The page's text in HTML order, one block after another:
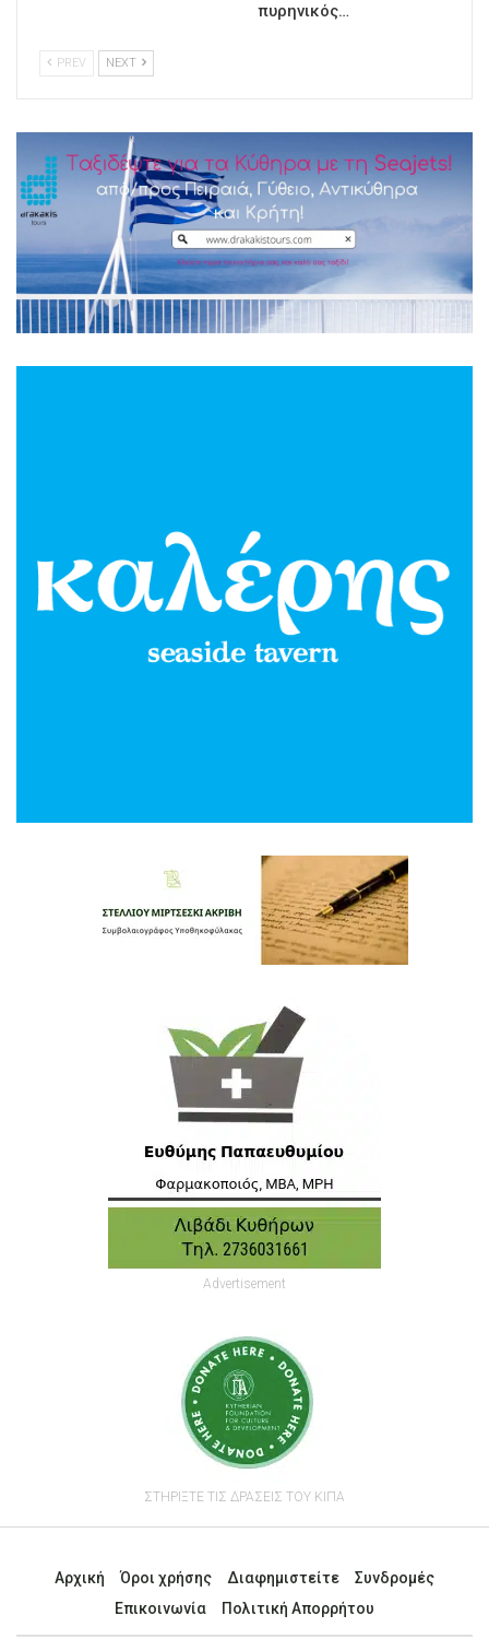
πυρηνικός…
PREV NEXT
Advertisement
ΣΤΗΡΙΞΤΕ ΤΙΣ ΔΡΑΣΕΙΣ ΤΟΥ ΚΙΠΑ
Αρχική Όροι χρήσης Διαφημιστείτε
Συνδρομές
Επικοινωνία
Πολιτική Απορρήτου